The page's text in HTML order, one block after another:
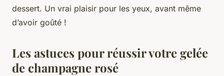
dessert. Un vrai plaisir pour les yeux, avant même
d’avoir goûté !
Les astuces pour réussir votre gelée
de champagne rosé